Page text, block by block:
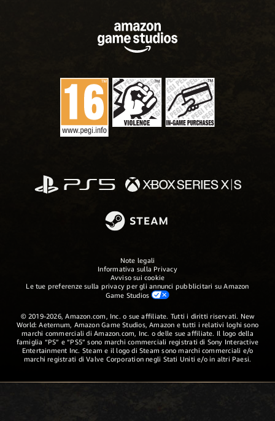
Note legali
Informativa sulla Privacy
Avviso sui cookie
Le tue preferenze sulla privacy per gli annunci pubblicitari su Amazon
Game Studios
© 2019-2026, Amazon.com, Inc. o sue affiliate. Tutti i diritti riservati. New
World: Aeternum, Amazon Game Studios, Amazon e tutti i relativi loghi sono
marchi commerciali di Amazon.com, Inc. o delle sue affiliate. Il logo della
famiglia “PS” e “PS5” sono marchi commerciali registrati di Sony Interactive
Entertainment Inc. Steam e il logo di Steam sono marchi commerciali e/o
marchi registrati di Valve Corporation negli Stati Uniti e/o in altri Paesi.